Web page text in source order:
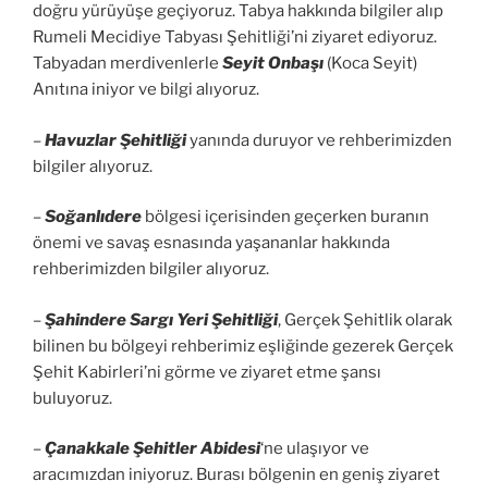
doğru yürüyüşe geçiyoruz. Tabya hakkında bilgiler alıp
Rumeli Mecidiye Tabyası Şehitliği’ni ziyaret ediyoruz.
Tabyadan merdivenlerle Seyit Onbaşı (Koca Seyit)
Anıtına iniyor ve bilgi alıyoruz.
–Havuzlar Şehitliğiyanında duruyor ve rehberimizden
bilgiler alıyoruz.
–Soğanlıdere bölgesi içerisinden geçerken buranın
önemi ve savaş esnasında yaşananlar hakkında
rehberimizden bilgiler alıyoruz.
–Şahindere Sargı Yeri Şehitliği, Gerçek Şehitlik olarak
bilinen bu bölgeyi rehberimiz eşliğinde gezerek Gerçek
Şehit Kabirleri’ni görme ve ziyaret etme şansı
buluyoruz.
–Çanakkale Şehitler Abidesi‘ne ulaşıyor ve
aracımızdan iniyoruz. Burası bölgenin en geniş ziyaret